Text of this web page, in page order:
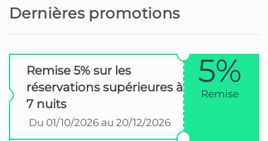
Dernières promotions
Remise 5% sur les
réservations supérieures à
7 nuits
Du 01/10/2026 au 20/12/2026
5%
Remise